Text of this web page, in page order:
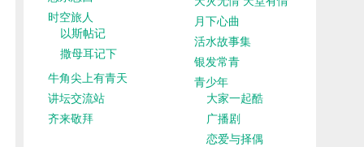
时空旅人
以斯帖记
撒母耳记下
牛角尖上有青天
讲坛交流站
齐来敬拜
月下心曲
活水故事集
银发常青
青少年
大家一起酷
广播剧
恋爱与择偶